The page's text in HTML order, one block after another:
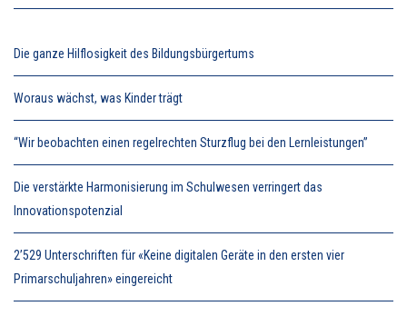
Die ganze Hilflosigkeit des Bildungsbürgertums
Woraus wächst, was Kinder trägt
“Wir beobachten einen regelrechten Sturzflug bei den Lernleistungen”
Die verstärkte Harmonisierung im Schulwesen verringert das
Innovationspotenzial
2’529 Unterschriften für «Keine digitalen Geräte in den ersten vier
Primarschuljahren» eingereicht